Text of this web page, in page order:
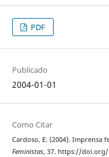
PDF
Publicado
2004-01-01
Como Citar
Cardoso, E. (2004). Imprensa
Feministas, 37. https://doi.org/